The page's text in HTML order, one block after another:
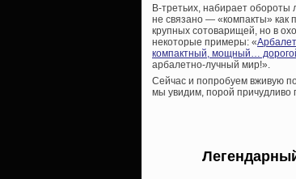
В-третьих, набирает обороты
не связано — «компакты» как
крупных сотоварищей, но в
некоторые примеры: «
компактный, мощный…
арбалетно-лучный мир!».
Сейчас и попробуем вживую
мы увидим, порой причудливо